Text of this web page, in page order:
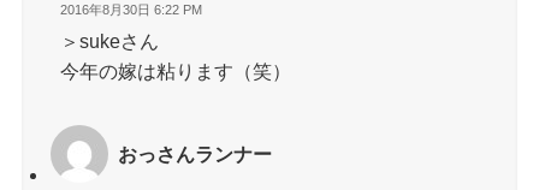
2016年8月30日 6:22 PM
＞sukeさん
今年の嫁は粘ります（笑）
おっさんランナー